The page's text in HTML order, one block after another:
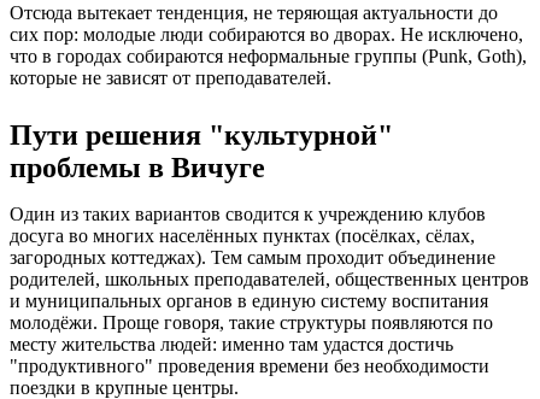
Отсюда вытекает тенденция, не теряющая актуальности до
сих пор: молодые люди собираются во дворах. Не исключено,
что в городах собираются неформальные группы (Punk, Goth),
которые не зависят от преподавателей.
Пути решения "культурной"
проблемы в Вичуге
Один из таких вариантов сводится к учреждению клубов
досуга во многих населённых пунктах (посёлках, сёлах,
загородных коттеджах). Тем самым проходит объединение
родителей, школьных преподавателей, общественных центров
и муниципальных органов в единую систему воспитания
молодёжи. Проще говоря, такие структуры появляются по
месту жительства людей: именно там удастся достичь
"продуктивного" проведения времени без необходимости
поездки в крупные центры.